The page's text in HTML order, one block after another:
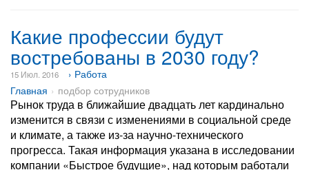
Какие профессии будут
востребованы в 2030 году?
15 Июл. 2016
› Работа
Главная
подбор сотрудников
Рынок труда в ближайшие двадцать лет кардинально
изменится в связи с изменениями в социальной среде
и климате, а также из-за научно-технического
прогресса. Такая информация указана в исследовании
компании «Быстрое будущие», над которым работали